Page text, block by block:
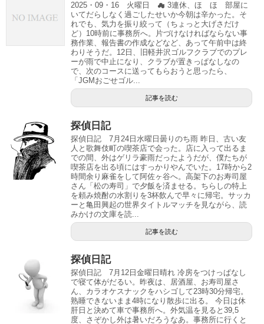
2025・09・16 火曜日 ☁ 3連休、ほゞほゞ部屋に
いてだらしなく過ごしたせいか今朝は辛かった。そ
れでも、気力を振り絞って（ちょっと大げさだけ
ど）10時前に事務所へ。片づけなければならない事
務作業、報告書の作成などなど、あって午前中は終
わりそうだ。12日、旧軽井沢ゴルフクラブでのプレ
ーが雨で中止になり、クラブが置きっぱなしなの
で、次のコースに送ってもらおうと思ったら、
「JGMおごせゴル...
記事を読む
探偵日記
探偵日記 7月24日水曜日曇りのち雨 昨日、古い友
人と歌舞伎町の喫茶店で会った。店に入って出るま
での間、外はゲリラ豪雨だったようだが、僕たちが
喫茶店を出る頃にはすっかりやんでいた。17時から2
時間余り麻雀をして阿佐ヶ谷へ。高架下のお寿司屋
さん「松の寿司」で夕飯を済ませる。ちらしの特上
を頼み焼酎の水割りを3杯飲んで早々に帰宅。サッカ
ーと亀田興起の世界タイトルマッチを見ながら、読
みかけの文庫を読...
記事を読む
探偵日記
探偵日記 7月12日金曜日晴れ 冷房をつけっぱなし
で寝て体がだるい。昨夜は、居酒屋、お寿司屋さ
ん、カラオケスナックをハシゴして23時30分帰宅。
熟睡できないまま4時になり散歩に出る。 今日は休
肝日と決めて車で事務所へ。外気温を見ると39,5
度、さぞかし外は暑いだろうなあ。事務所に行くと